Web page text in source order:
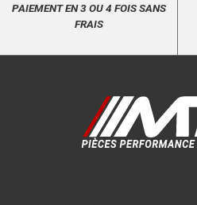
PAIEMENT EN 3 OU 4 FOIS SANS
FRAIS